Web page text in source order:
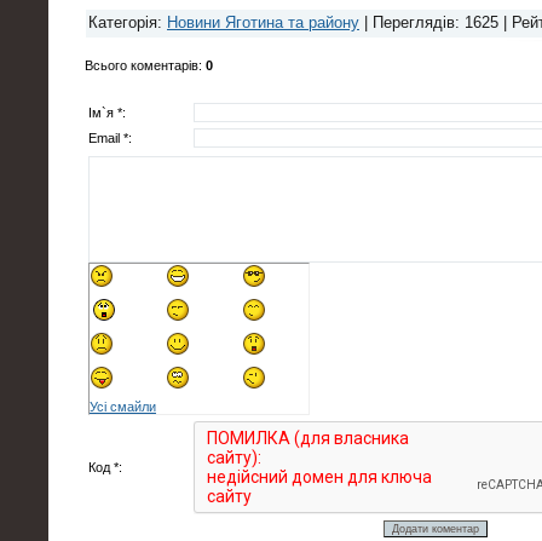
Категорія: Новини Яготина та району Переглядів: 1625 |
Всього коментарів: 0
Ім`я *:
Email *:
Усі смайли
Код *: